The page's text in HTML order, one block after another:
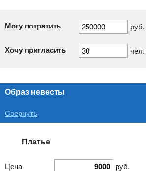
Могу потратить руб.
Хочу пригласить чел.
Образ невесты
Свернуть
Платье
Цена руб.